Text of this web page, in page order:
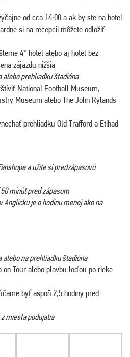
od cca 14:00 a ak by ste na hotel
si na recepcii môžete odložiť
4* hotel alebo aj hotel bez
zájazdu nižšia
alebo prehliadku štadióna
National Football Museum,
Museum alebo The John Rylands
prehliadku Old Trafford a Etihad
a užite si predzápasovú
minút pred zápasom
Anglicku je o hodinu menej ako na
na prehliadku štadióna
on Tour alebo plavbu loďou po rieke
byť aspoň 2,5 hodiny pred
miesta podujatia